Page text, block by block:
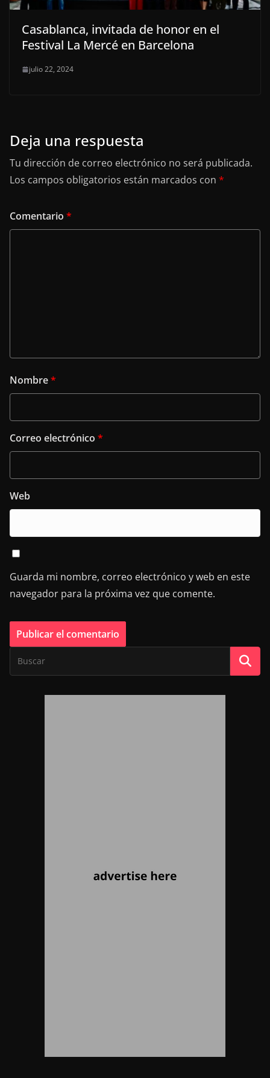
Casablanca, invitada de honor en el
Festival La Mercé en Barcelona
julio 22, 2024
Deja una respuesta
Tu dirección de correo electrónico no será publicada.
Los campos obligatorios están marcados con *
Comentario *
Nombre*
Correo electrónico *
Web
Guarda mi nombre, correo electrónico y web en este
navegador para la próxima vez que comente.